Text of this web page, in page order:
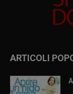
ARTICOLI